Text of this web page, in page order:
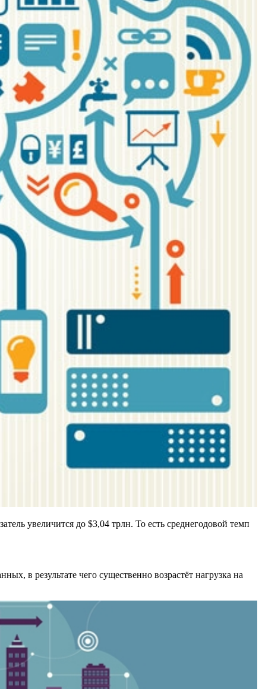
увеличится до $3,04 трлн. То есть среднегодовой темп
в результате чего существенно возрастёт нагрузка на